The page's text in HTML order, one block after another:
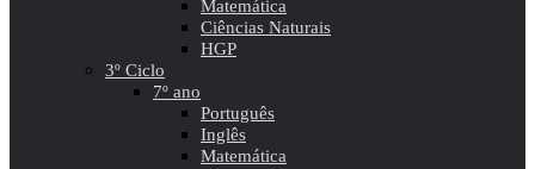
Matemática
Ciências Naturais
HGP
3º Ciclo
7º ano
Português
Inglês
Matemática